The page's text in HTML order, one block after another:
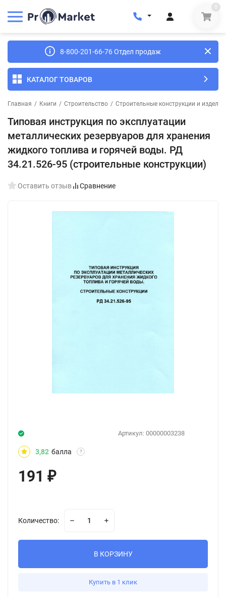
0
8-800-201-66-76 Отдел продаж
КАТАЛОГ ТОВАРОВ
Главная / Книги / Строительство / Строительные конструкции и изделия
Типовая инструкция по эксплуатации
металлических резервуаров для хранения
жидкого топлива и горячей воды. РД
34.21.526-95 (строительные конструкции)
Оставить отзыв Сравнение
Артикул: 00000003238
3,82 балла ?
191 ₽
Количество:
В КОРЗИНУ
Купить в 1 клик